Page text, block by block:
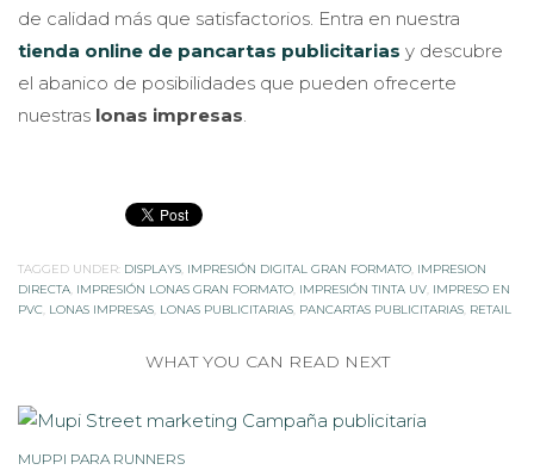
de calidad más que satisfactorios. Entra en nuestra
tienda online de pancartas publicitarias y descubre
el abanico de posibilidades que pueden ofrecerte
nuestras lonas impresas.
TAGGED UNDER: DISPLAYS IMPRESIÓN DIGITAL GRAN FORMATO IMPRESION
DIRECTA IMPRESIÓN LONAS GRAN FORMATO IMPRESIÓN TINTA UV IMPRESO EN
PVC LONAS IMPRESAS LONAS PUBLICITARIAS PANCARTAS PUBLICITARIAS RETAIL
WHAT YOU CAN READ NEXT
MUPPI PARA RUNNERS